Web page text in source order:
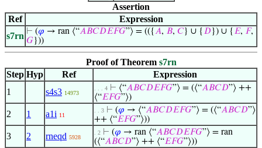
Assertion
Ref
Expression
s7rn ⊢ (𝜑 → ran ⟨“𝐴𝐵𝐶𝐷𝐸𝐹𝐺”⟩ = (({𝐴, 𝐵, 𝐶} ∪ { 𝐷}) ∪ { 𝐸, 𝐹,
𝐺}))
Proof of Theorem s7rn
Step Hyp Ref
Expression
1
s4s3 14973
. . . 4 ⊢ ⟨“𝐴𝐵𝐶𝐷𝐸𝐹𝐺”⟩ = (⟨“𝐴𝐵𝐶𝐷”⟩ ++
⟨“𝐸𝐹𝐺”⟩)
2 1 a1i 11
. . 3 ⊢ (𝜑 → ⟨“𝐴𝐵𝐶𝐷𝐸𝐹𝐺”⟩ = (⟨“𝐴𝐵𝐶𝐷”⟩
++ ⟨“𝐸𝐹𝐺”⟩))
3 2 rneqd 5928
. 2 ⊢ (𝜑 → ran ⟨“𝐴𝐵𝐶𝐷𝐸𝐹𝐺”⟩ = ran
(⟨“𝐴𝐵𝐶𝐷”⟩ ++ ⟨“𝐸𝐹𝐺”⟩))